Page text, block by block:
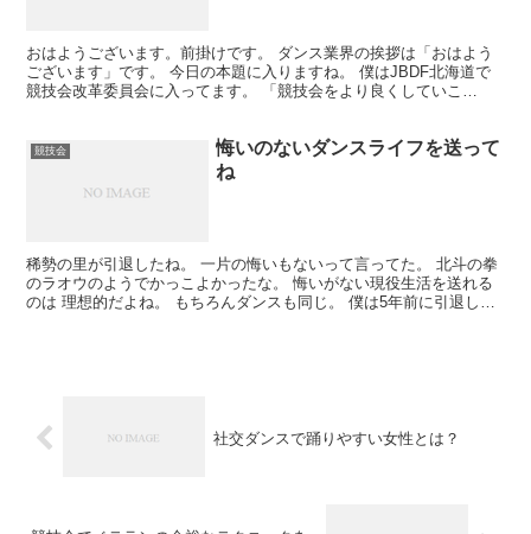
おはようございます。前掛けです。 ダンス業界の挨拶は「おはよう
ございます」です。 今日の本題に入りますね。 僕はJBDF北海道で
競技会改革委員会に入ってます。 「競技会をより良くしていこ
競技会
悔いのないダンスライフを送って
ね
稀勢の里が引退したね。 一片の悔いもないって言ってた。 北斗の拳
のラオウのようでかっこよかったな。 悔いがない現役生活を送れる
のは 理想的だよね。 もちろんダンスも同じ。 僕は5年前に引退し
社交ダンスで踊りやすい女性とは？